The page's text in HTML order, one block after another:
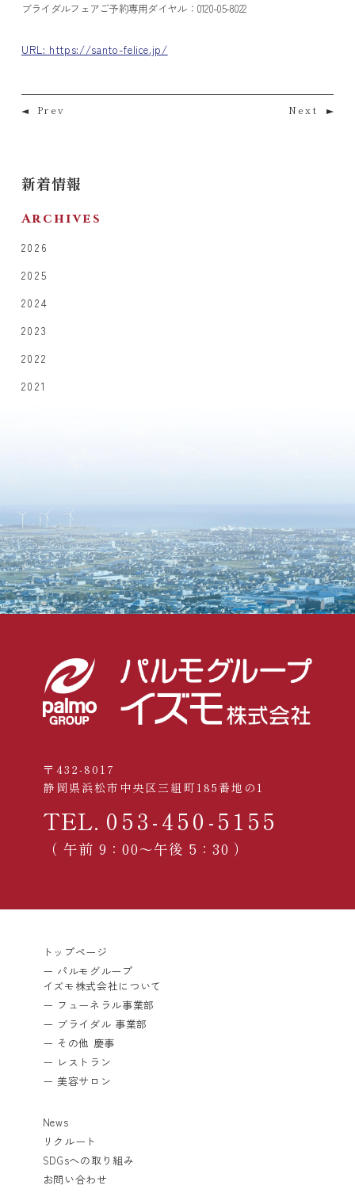
ブライダルフェアご予約専用ダイヤル：0120-05-8022
URL: https://santo-felice.jp/
Prev Next
新着情報
Archives
2026
2025
2024
2023
2022
2021
〒432-8017
静岡県浜松市中央区三組町185番地の1
TEL. 053-450-5155
（ 午前 9：00〜午後 5：30 ）
トップページ
ー パルモグループ
イズモ株式会社について
ー フューネラル事業部
ー ブライダル 事業部
ー その他 慶事
ー レストラン
ー 美容サロン
News
リクルート
SDGsへの取り組み
お問い合わせ